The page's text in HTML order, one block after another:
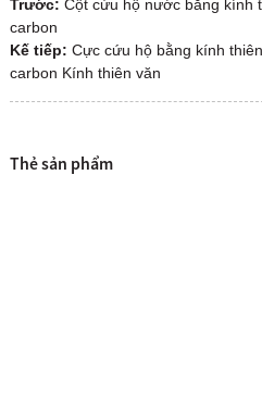
Trước: Cột cứu hộ nước bằng kính
carbon
Kế tiếp: Cực cứu hộ bằng kính
carbon Kính thiên văn
Thẻ sản phẩm